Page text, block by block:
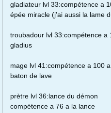
gladiateur lvl 33:compétence a
épée miracle (j'ai aussi la lame
troubadour lvl 33:compétence a
gladius
mage lvl 41:compétence a 100
baton de lave
prètre lvl 36:lance du démon
compétence a 76 a la lance